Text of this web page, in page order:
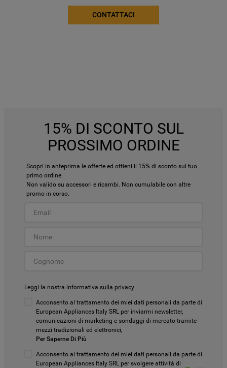
CONTATTACI
15% DI SCONTO SUL
PROSSIMO ORDINE
Scopri in anteprima le offerte ed ottieni il 15% di sconto sul tuo
primo ordine.
Non valido su accessori e ricambi. Non cumulabile con altre
promo in corso.
Leggi la nostra informativa sulla privacy
Acconsento al trattamento dei miei dati personali da parte di
European Appliances Italy SRL per inviarmi newsletter,
comunicazioni di marketing e sondaggi di mercato tramite
mezzi tradizionali ed elettronici,
Per Saperne Di Più
Acconsento al trattamento dei miei dati personali da parte di
European Appliances Italy SRL per svolgere attività di